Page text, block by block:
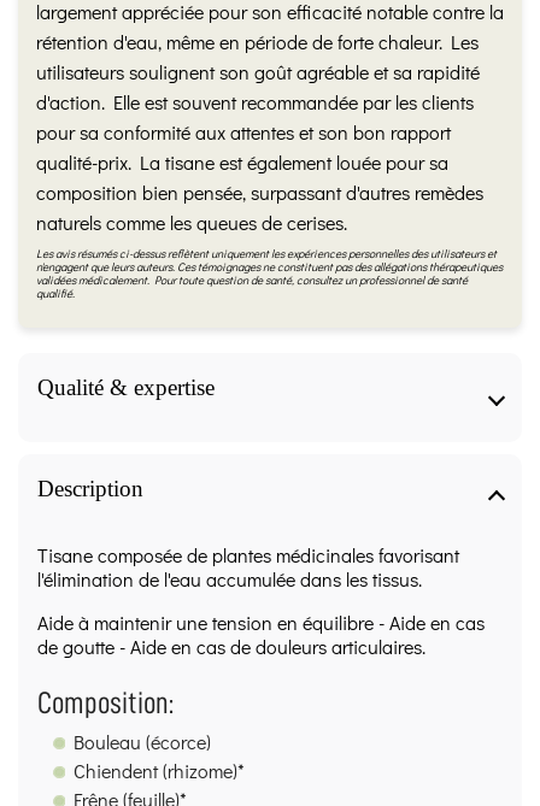
largement appréciée pour son efficacité notable contre la
rétention d'eau, même en période de forte chaleur. Les
utilisateurs soulignent son goût agréable et sa rapidité
d'action. Elle est souvent recommandée par les clients
pour sa conformité aux attentes et son bon rapport
qualité-prix. La tisane est également louée pour sa
composition bien pensée, surpassant d'autres remèdes
naturels comme les queues de cerises.
Les avis résumés ci-dessus reflètent uniquement les expériences personnelles des utilisateurs et
n'engagent que leurs auteurs. Ces témoignages ne constituent pas des allégations thérapeutiques
validées médicalement. Pour toute question de santé, consultez un professionnel de santé
qualifié.
Description
Tisane composée de plantes médicinales favorisant
l'élimination de l'eau accumulée dans les tissus.
Aide à maintenir une tension en équilibre - Aide en cas
de goutte - Aide en cas de douleurs articulaires.
Composition:
Bouleau (écorce)
Chiendent (rhizome)*
Frêne (feuille)*
Qualité & expertise
diplômée (IFAPME)
Les informations de cette page sont rédigées et relues
par
Virginie Missiaen , diplômée“Chef d’entreprise –
profession d’Herboriste”(Communauté française de
Belgique – IFAPME), obtenu àBruxelles le 30/09/2010
(mention Distinction
Méthode :
Contenu basé sur des sources de
référence en phytothérapie et herboristerie (ex.
EMA/HMPC, OMS/WHO, ESCOP, publications et
bases institutionnelles), rédigé avec une approche